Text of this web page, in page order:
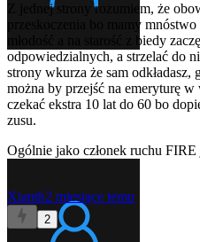
Z jednej strony rozumiem, że
przeskoczenia bo mamy
młodość a na starość z biedy
odpowiedzialnych, a strzelać do
strony wkurza że sam
można by przejść na emeryturę
czekać ekstra 10 lat do 60 bo
zusu.
Ogólnie jako członek ruchu
Xianth2 miesiące temu
2